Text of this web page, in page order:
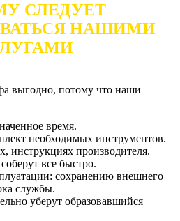
СЛЕДУЕТ
НАШИМИ
выгодно, потому что наши
время.
необходимых инструментов.
инструкциях производителя.
все быстро.
сохранению внешнего
службы.
уберут образовавшийся